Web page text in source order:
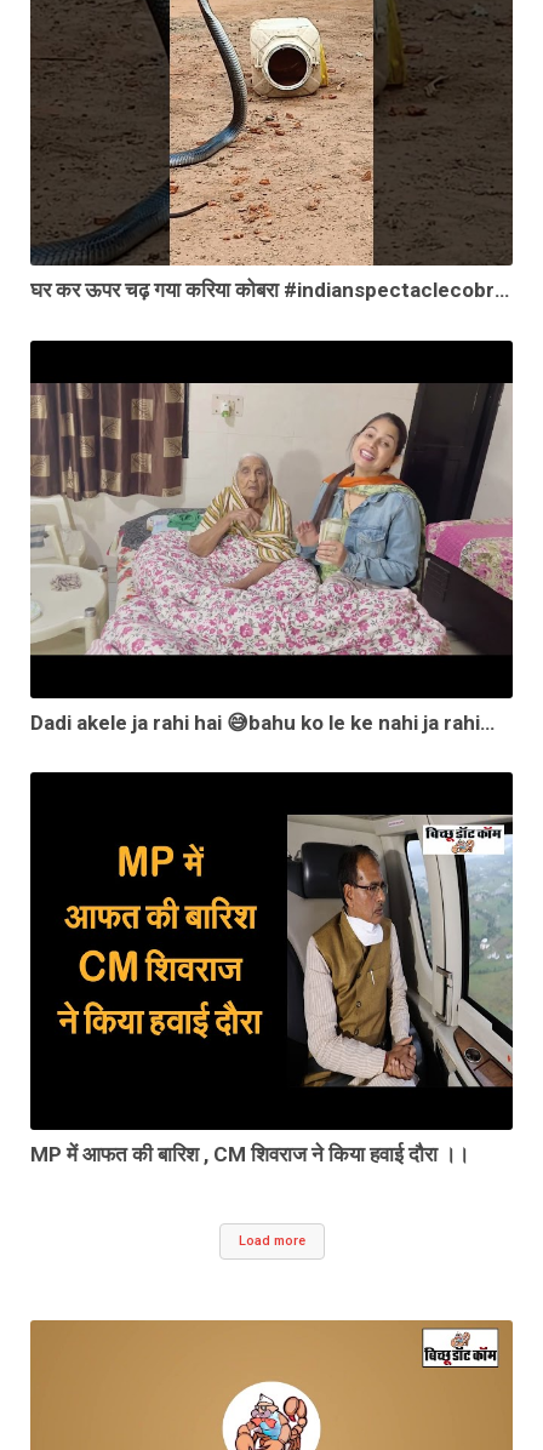
घर कर ऊपर चढ़ गया करिया कोबरा #indianspectaclecobra #cobrarescue #kingsnake #snakerescueteam
Dadi akele ja rahi hai 😅bahu ko le ke nahi ja rahi😱😝😝#comedy #india #funny #vlog
MP में आफत की बारिश , CM शिवराज ने किया हवाई दौरा ।।
Load more